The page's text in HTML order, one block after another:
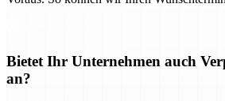
Bietet Ihr Unternehmen auch
an?